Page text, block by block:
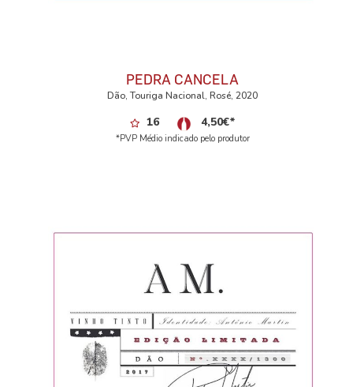
PEDRA CANCELA
Dão, Touriga Nacional, Rosé, 2020
16 4,50€*
*PVP Médio indicado pelo produtor